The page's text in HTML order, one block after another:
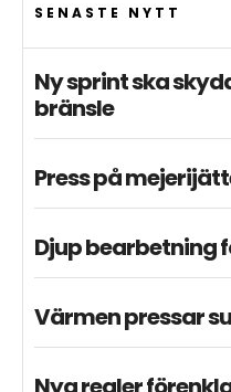
SENASTE NYTT
Ny sprint ska
bränsle
Press på
Djup bearbetning
Värmen pressar